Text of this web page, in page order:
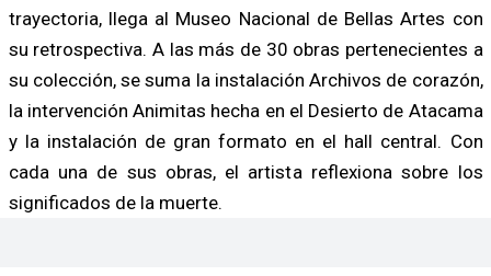
trayectoria, llega al Museo Nacional de Bellas Artes con
su retrospectiva. A las más de 30 obras pertenecientes a
su colección, se suma la instalación Archivos de corazón,
la intervención Animitas hecha en el Desierto de Atacama
y la instalación de gran formato en el hall central. Con
cada una de sus obras, el artista reflexiona sobre los
significados de la muerte.